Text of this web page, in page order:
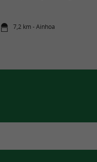
7,2 km - Ainhoa